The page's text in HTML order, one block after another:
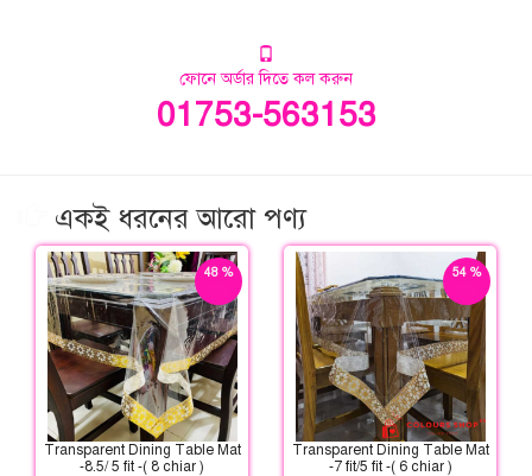
ফোনে অর্ডার দিতে কল করুন
01753-563153
একই ধরনের আরো পণ্য
48 %
Transparent Dining Table Mat
-8.5/ 5 fit -( 8 chiar )
54 %
Transparent Dining Table Mat
-7 fit/5 fit -( 6 chiar )